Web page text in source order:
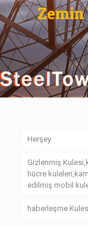
Herşey
Gizlenmiş
hücre
edilmiş mobil
haberleşme